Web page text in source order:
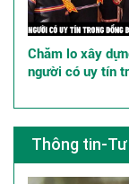
Chăm lo xây
người có uy tín
góp phần thực
sách dân tộc
Thông tin-Tư